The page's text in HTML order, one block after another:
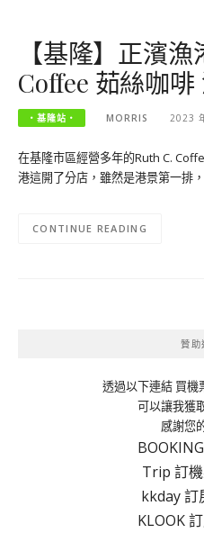
【基隆】正濱
Coffee 茹絲咖
‧基隆站‧ MORRIS 2023
在基隆市區經營多年的Ruth C.
港這開了分店，雖然是港景第一排
CONTINUE READING
贊助
透過以下連結 買機
可以讓我獲
感謝您
Trip 訂機
kkday 訂
KLOOK